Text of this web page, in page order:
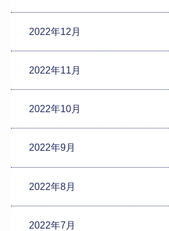
2022年12月
2022年11月
2022年10月
2022年9月
2022年8月
2022年7月